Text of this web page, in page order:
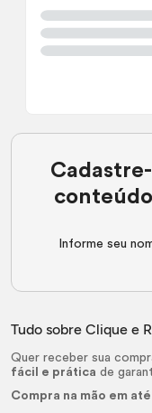
Informe seu
Tudo sobre Clique e
Quer receber sua
fácil e prática de
Compra na mão em